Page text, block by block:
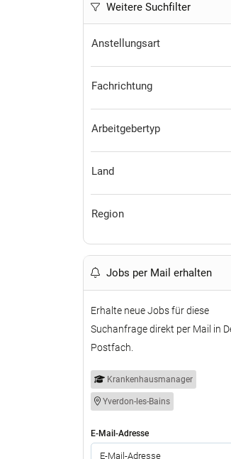
Weitere Suchfilter
Anstellungsart
Fachrichtung
Arbeitgebertyp
Land
Region
Jobs per Mail erhalten
Erhalte neue Jobs für diese
Suchanfrage direkt per Mail in
Postfach.
Krankenhausmanager
Yverdon-les-Bains
E-Mail-Adresse